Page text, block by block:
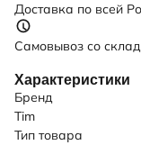
Доставка по всей
Самовывоз со
Характеристики
Бренд
Tim
Тип товара